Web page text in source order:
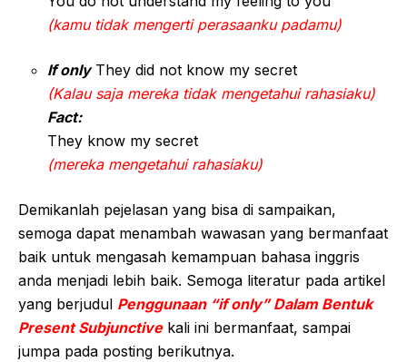
(kamu tidak mengerti perasaanku padamu)
If onlyThey did not know my secret
(Kalau saja mereka tidak mengetahui rahasiaku)
Fact:
They know my secret
(mereka mengetahui rahasiaku)
Demikanlah pejelasan yang bisa di sampaikan,
semoga dapat menambah wawasan yang bermanfaat
baik untuk mengasah kemampuan bahasa inggris
anda menjadi lebih baik. Semoga literatur pada artikel
yang berjudul Penggunaan “if only” Dalam Bentuk
Present Subjunctivekali ini bermanfaat, sampai
jumpa pada posting berikutnya.